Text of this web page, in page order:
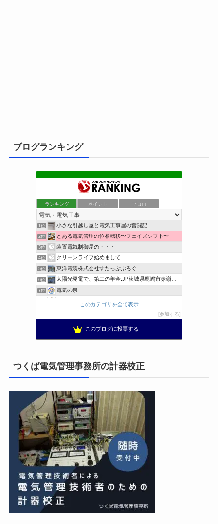
ブログランキング
ランキング ポイント ブロ画
1位 小さな引越し屋と電気工事屋の奮闘記
2位 とある電気管理の位相転移〜フェイズシフト〜
3位 装置電気制御屋の・・・
4位 クリーンライフ始めまして
5位 東洋電装株式会社すたっぷぶろぐ
6位 太陽光発電で、第二の年金.JP茨城県鹿嶋市赤嶺電研企画ブログ
7位 電気の泉
電気工事ナビ 総合電気工事サイト 電気工事を徹底解説
まぁ、ちゃんと仕事ができればいいな
14位 私の電気主任技術者実務記事＋電気プチ動画
15位 橋口電工スタッフブログ
このカテゴリを全て表示
参加する
このブログに投票する
つくば電気管理事務所の計器校正